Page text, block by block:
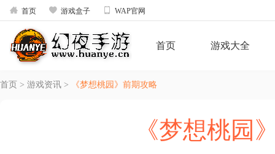
 首页  游戏盒子  WAP官网
首页 游戏大全
首页 > 游戏资讯 > 《梦想桃园》前期攻略
《梦想桃园